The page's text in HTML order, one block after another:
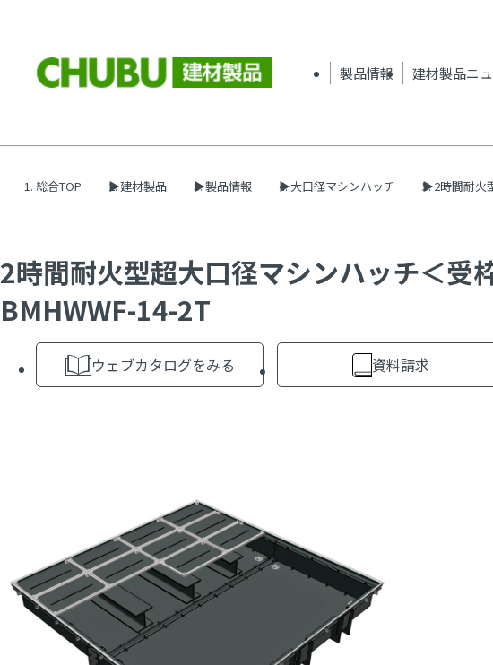
製品情報 建材製品ニ
総合TOP 建材製品 製品情報 大口径マシンハッチ 2時間耐火
2時間耐火型超大口径マシンハッチ＜
BMHWWF-14-2T
ウェブカタログをみる 資料請求